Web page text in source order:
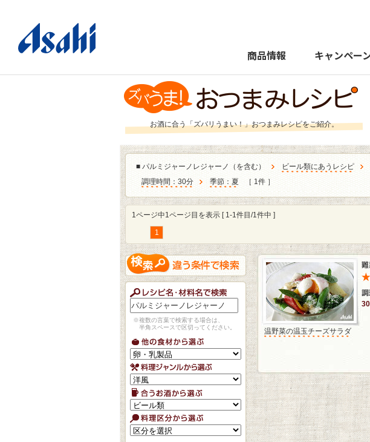
商品情報 キャンペー
お酒に合う「ズバリうまい！」おつまみレシピをご紹介。
■ パルミジャーノレジャーノ（を含む） ビール類にあうレシピ
調理時間：30分
季節：夏 ［ 1件 ］
1ページ中1ページ目を表示 [ 1-1件目/1件中 ]
1
※複数の言葉で検索する場合は、
半角スペースで区切ってください。
温野菜の温玉チーズサラダ